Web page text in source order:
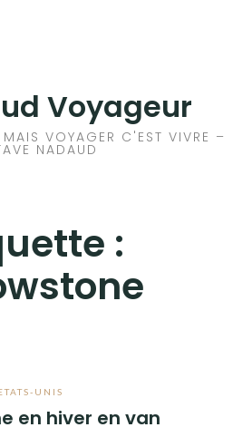
Voyageur
MAIS VOYAGER C'EST VIVRE –
NADAUD
:
UNIS
en hiver en van